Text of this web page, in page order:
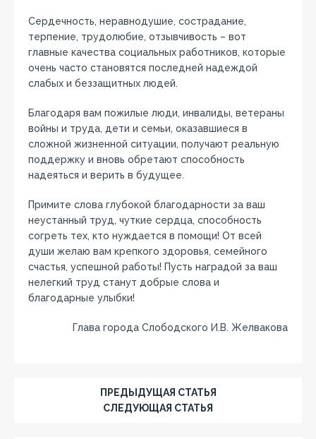
Сердечность, неравнодушие, сострадание,
терпение, трудолюбие, отзывчивость – вот
главные качества социальных работников, которые
очень часто становятся последней надеждой
слабых и беззащитных людей.
Благодаря вам пожилые люди, инвалиды, ветераны
войны и труда, дети и семьи, оказавшиеся в
сложной жизненной ситуации, получают реальную
поддержку и вновь обретают способность
надеяться и верить в будущее.
Примите слова глубокой благодарности за ваш
неустанный труд, чуткие сердца, способность
согреть тех, кто нуждается в помощи! От всей
души желаю вам крепкого здоровья, семейного
счастья, успешной работы! Пусть наградой за ваш
нелегкий труд станут добрые слова и
благодарные улыбки!
Глава города Слободского И.В. Желвакова
ПРЕДЫДУЩАЯ СТАТЬЯ
СЛЕДУЮЩАЯ СТАТЬЯ